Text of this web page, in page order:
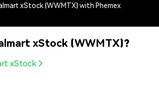
xStock (WWMTX) with Phemex
xStock (WWMTX)?
xStock